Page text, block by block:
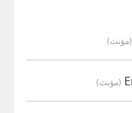
(مؤنث)
(مؤنث)